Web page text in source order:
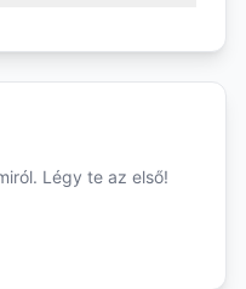
Légy te az első!